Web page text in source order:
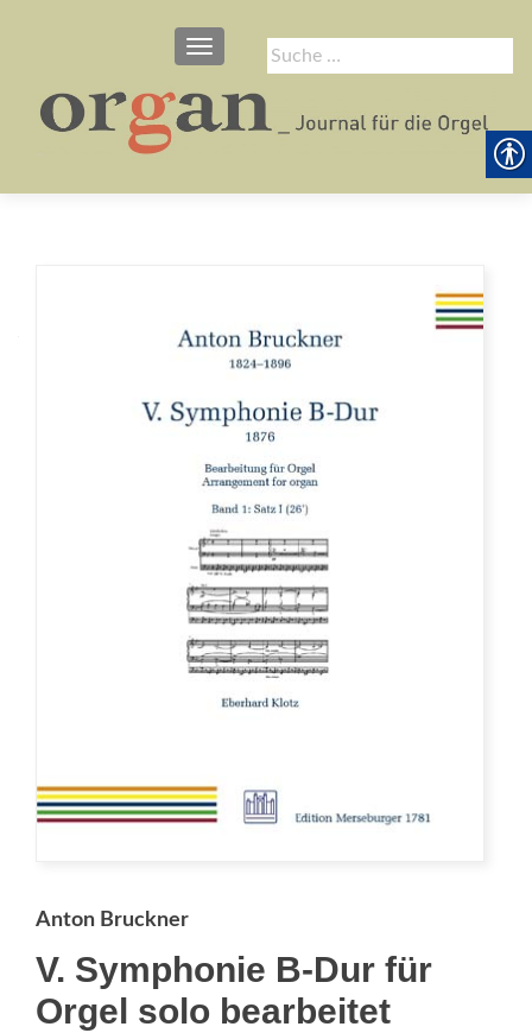
Suche
nach:
SCHALTE NAVIGATION
Anton Bruckner
V. Symphonie B-Dur für
Orgel solo bearbeitet